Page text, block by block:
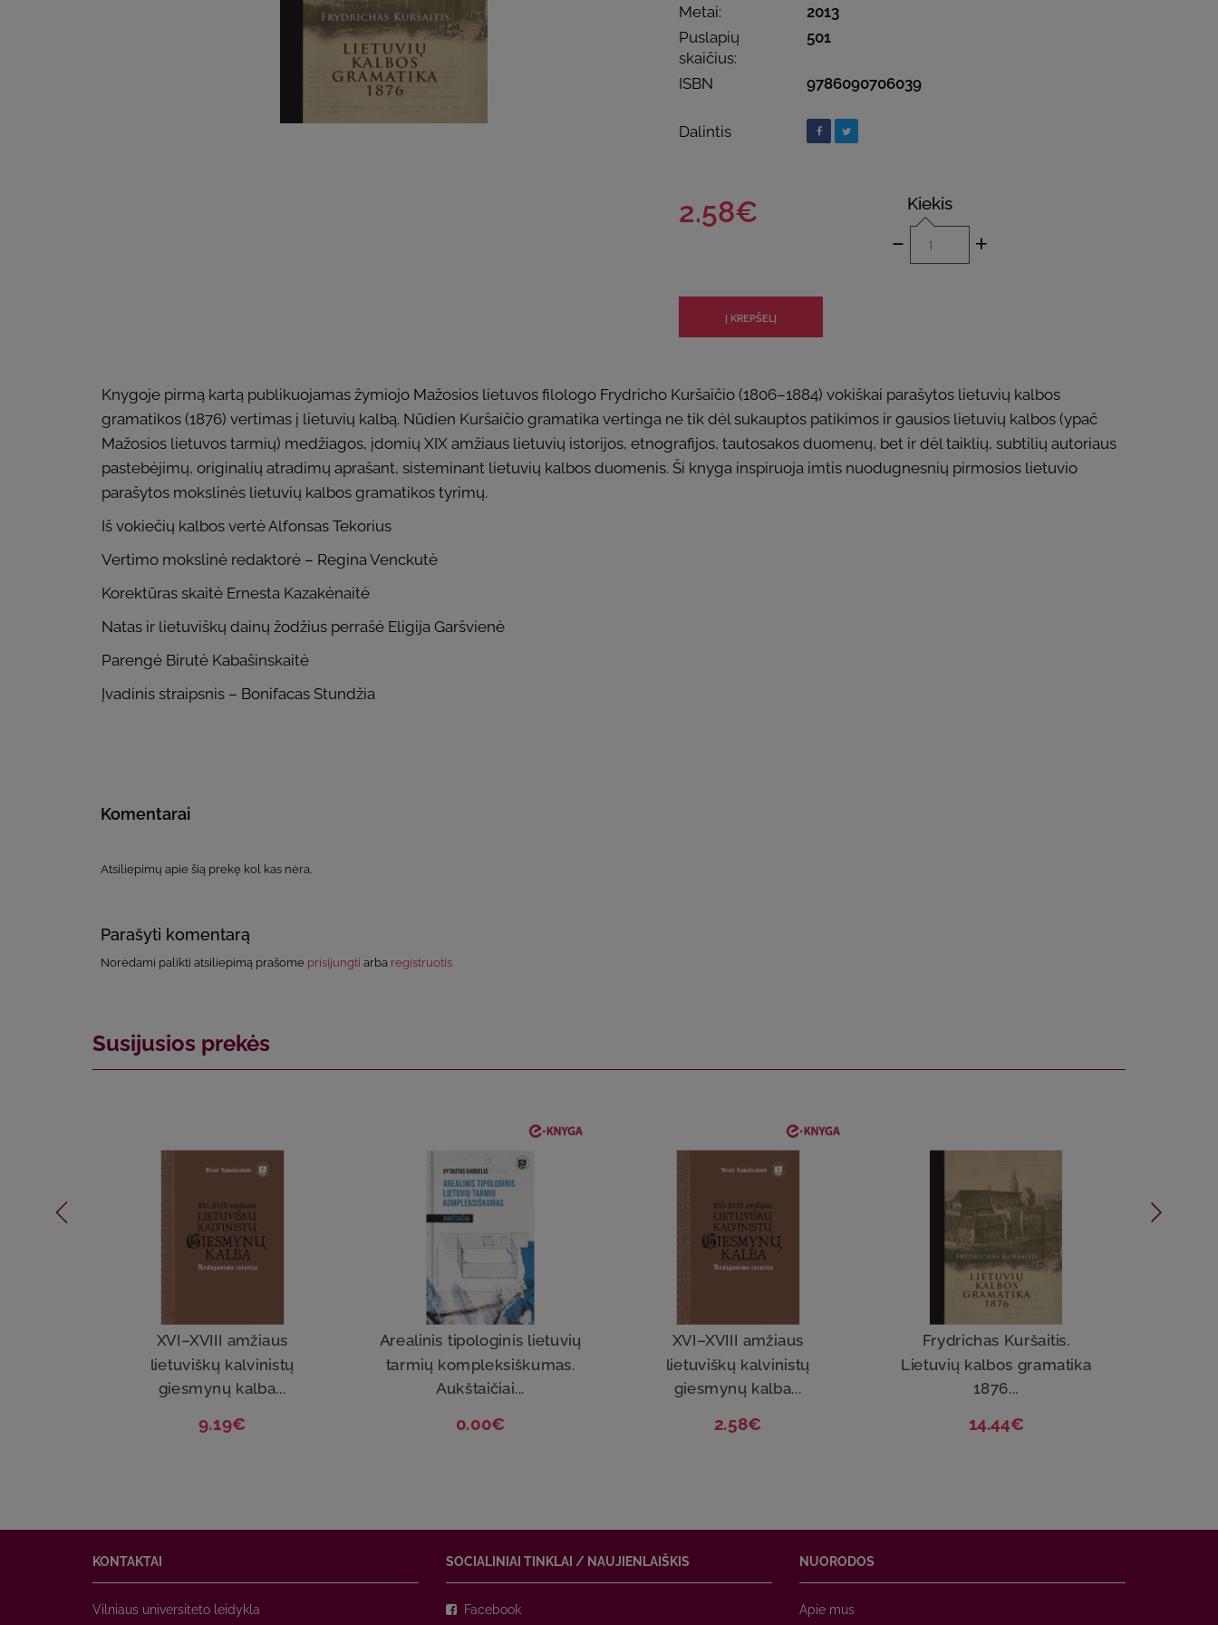
Metai:
2013
Puslapių
skaičius:
501
ISBN 9786090706039
Dalintis
2.58€ Kiekis
- +
Knygoje pirmą kartą publikuojamas žymiojo Mažosios lietuvos filologo Frydricho Kuršaičio (1806–1884) vokiškai parašytos lietuvių kalbos
gramatikos (1876) vertimas į lietuvių kalbą. Nūdien Kuršaičio gramatika vertinga ne tik dėl sukauptos patikimos ir gausios lietuvių kalbos (ypač
Mažosios lietuvos tarmių) medžiagos, įdomių XIX amžiaus lietuvių istorijos, etnografijos, tautosakos duomenų, bet ir dėl taiklių, subtilių autoriaus
pastebėjimų, originalių atradimų aprašant, sisteminant lietuvių kalbos duomenis. Ši knyga inspiruoja imtis nuodugnesnių pirmosios lietuvio
parašytos mokslinės lietuvių kalbos gramatikos tyrimų.
Iš vokiečių kalbos vertė Alfonsas Tekorius
Vertimo mokslinė redaktorė – Regina Venckutė
Korektūras skaitė Ernesta Kazakėnaitė
Natas ir lietuviškų dainų žodžius perrašė Eligija Garšvienė
Parengė Birutė Kabašinskaitė
Įvadinis straipsnis – Bonifacas Stundžia
Komentarai
Atsiliepimų apie šią prekę kol kas nėra.
Parašyti komentarą
Norėdami palikti atsiliepimą prašome prisijungti arba registruotis
Susijusios prekės
XVI–XVIII amžiaus
lietuviškų kalvinistų
giesmynų kalba...
9.19€
Arealinis tipologinis lietuvių
tarmių kompleksiškumas.
Aukštaičiai...
0.00€
XVI–XVIII amžiaus
lietuviškų kalvinistų
giesmynų kalba...
2.58€
Frydrichas Kuršaitis.
Lietuvių kalbos gramatika
1876...
14.44€
KONTAKTAI
Vilniaus universiteto leidykla
SOCIALINIAI TINKLAI / NAUJIENLAIŠKIS
Facebook
NUORODOS
Apie mus